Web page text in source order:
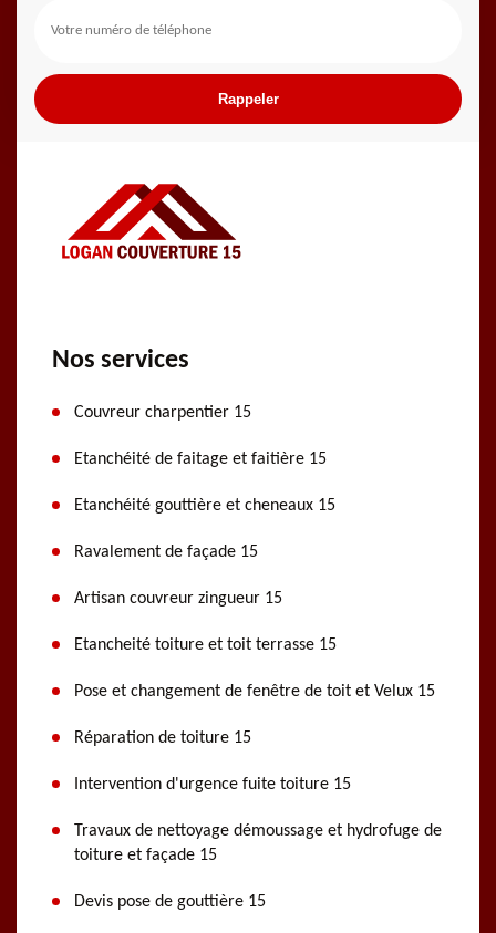
Nos services
Couvreur charpentier 15
Etanchéité de faitage et faitière 15
Etanchéité gouttière et cheneaux 15
Ravalement de façade 15
Artisan couvreur zingueur 15
Etancheité toiture et toit terrasse 15
Pose et changement de fenêtre de toit et Velux 15
Réparation de toiture 15
Intervention d'urgence fuite toiture 15
Travaux de nettoyage démoussage et hydrofuge de
toiture et façade 15
Devis pose de gouttière 15